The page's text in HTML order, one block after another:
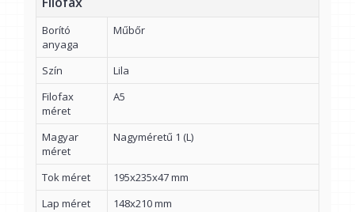
Borító
anyaga
Műbőr
Szín
Lila
Filofax
méret
A5
Magyar
méret
Nagyméretű 1 (L)
Tok méret
195x235x47 mm
Lap méret
148x210 mm